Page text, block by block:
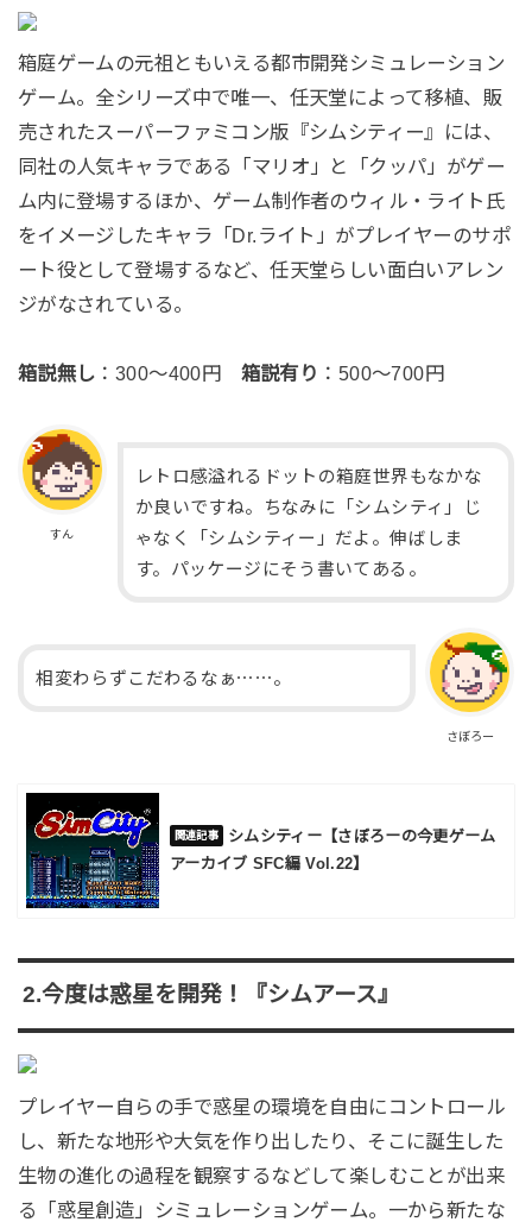
箱庭ゲームの元祖ともいえる都市開発シミュレーション
ゲーム。全シリーズ中で唯一、任天堂によって移植、販
売されたスーパーファミコン版『シムシティー』には、
同社の人気キャラである「マリオ」と「クッパ」がゲー
ム内に登場するほか、ゲーム制作者のウィル・ライト氏
をイメージしたキャラ「Dr.ライト」がプレイヤーのサポ
ート役として登場するなど、任天堂らしい面白いアレン
ジがなされている。
箱説無し ：300～400円 箱説有り ：500～700円
すん
レトロ感溢れるドットの箱庭世界もなかな
か良いですね。ちなみに「シムシティ」じ
ゃなく「シムシティー」だよ。伸ばしま
す。パッケージにそう書いてある。
さぼろー
相変わらずこだわるなぁ⋯⋯。
シムシティー【さぼろーの今更ゲーム
アーカイブ SFC編 Vol.22】
2.今度は惑星を開発！『シムアース』
プレイヤー自らの手で惑星の環境を自由にコントロール
し、新たな地形や大気を作り出したり、そこに誕生した
生物の進化の過程を観察するなどして楽しむことが出来
る「惑星創造」シミュレーションゲーム。一から新たな